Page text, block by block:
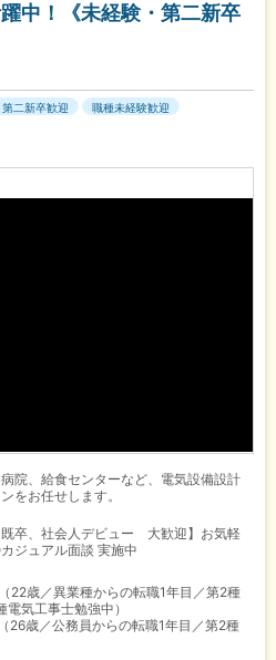
中！《未経験・第二新卒
第二新卒歓迎
職種未経験歓迎
院、給食センターなど、電気設備設計
をお任せします。
既卒、社会人デビュー 大歓迎】お気軽
ジュアル面談 実施中
22歳／異業種からの転職1年目／第2種
気工事士勉強中）
26歳／公務員からの転職1年目／第2種